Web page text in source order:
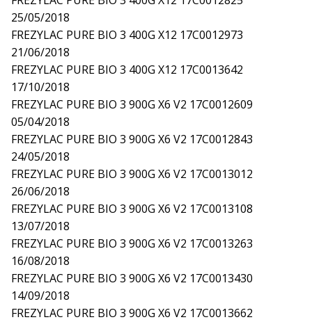
25/05/2018
FREZYLAC PURE BIO 3 400G X12 17C0012973
21/06/2018
FREZYLAC PURE BIO 3 400G X12 17C0013642
17/10/2018
FREZYLAC PURE BIO 3 900G X6 V2 17C0012609
05/04/2018
FREZYLAC PURE BIO 3 900G X6 V2 17C0012843
24/05/2018
FREZYLAC PURE BIO 3 900G X6 V2 17C0013012
26/06/2018
FREZYLAC PURE BIO 3 900G X6 V2 17C0013108
13/07/2018
FREZYLAC PURE BIO 3 900G X6 V2 17C0013263
16/08/2018
FREZYLAC PURE BIO 3 900G X6 V2 17C0013430
14/09/2018
FREZYLAC PURE BIO 3 900G X6 V2 17C0013662